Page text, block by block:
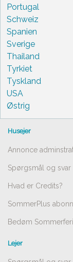
Portugal
Schweiz
Spanien
Sverige
Thailand
Tyrkiet
Tyskland
USA
Østrig
Husejer
Annonce
Spørgsmål og svar
Hvad er Credits?
SommerPlus
Bedøm
Lejer